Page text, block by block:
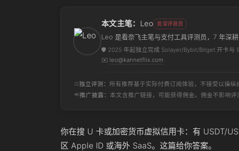
本文主笔： Leo 资深评测员
Leo 是看奈飞主笔与支付工具评测员，7 年深
🛡️ 2025 年起独立完成 Solayer/Bybit/Bitget 开卡与
✉️ leo@kannetflix.com
⚖️独立评测： 所有推荐基于实际付费订阅体验，不接受以操纵
📢推广披露： 本文含推广链接，可能获得佣金。佣金不影响评
你在搜 U 卡或加密货币虚拟信用卡：有 USDT/
区 Apple ID 或海外 SaaS。这篇给你答案。